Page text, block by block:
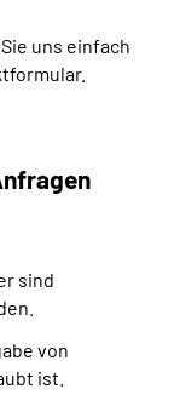
uns einfach
sind
von
ist.